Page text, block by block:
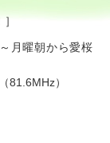
月曜朝から愛桜
81.6MHz）